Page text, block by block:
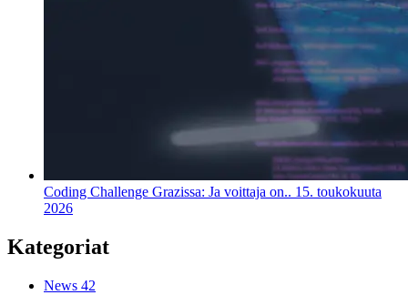
Coding Challenge Grazissa: Ja voittaja on.. 15. toukokuuta
2026
Kategoriat
News 42